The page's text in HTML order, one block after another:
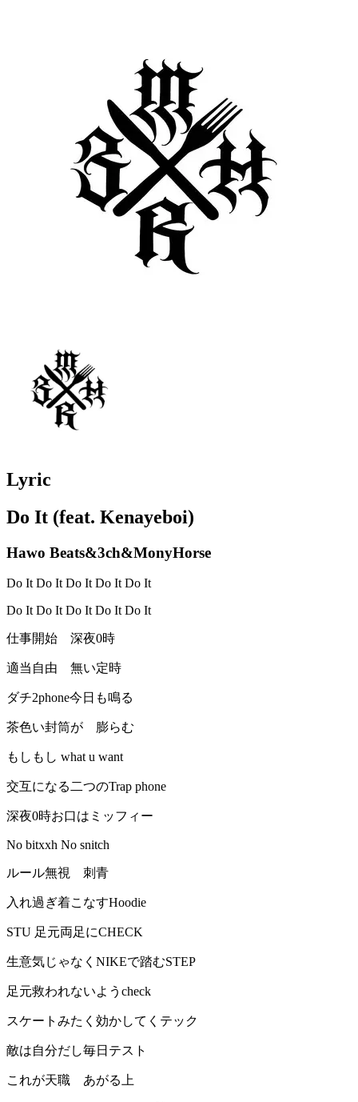
Lyric
Do It (feat. Kenayeboi)
Hawo Beats&3ch&MonyHorse
Do It Do It Do It Do It Do It
Do It Do It Do It Do It Do It
仕事開始 深夜0時
適当自由 無い定時
ダチ2phone今日も鳴る
茶色い封筒が 膨らむ
もしもし what u want
交互になる二つのTrap phone
深夜0時お口はミッフィー
No bitxxh No snitch
ルール無視 刺青
入れ過ぎ着こなすHoodie
STU 足元両足にCHECK
生意気じゃなくNIKEで踏むSTEP
足元救われないようcheck
スケートみたく効かしてくテック
敵は自分だし毎日テスト
これが天職 あがる上